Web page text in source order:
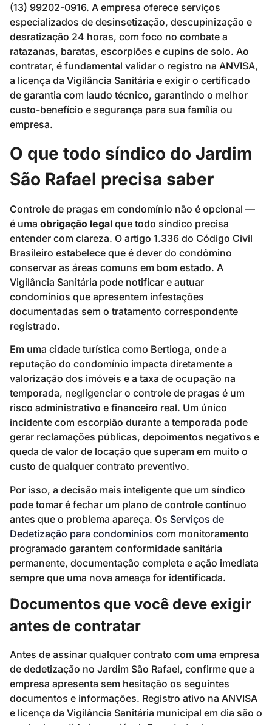
(13) 99202-0916. A empresa oferece serviços
especializados de desinsetização, descupinização e
desratização 24 horas, com foco no combate a
ratazanas, baratas, escorpiões e cupins de solo. Ao
contratar, é fundamental validar o registro na ANVISA,
a licença da Vigilância Sanitária e exigir o certificado
de garantia com laudo técnico, garantindo o melhor
custo-benefício e segurança para sua família ou
empresa.
O que todo síndico do Jardim
São Rafael precisa saber
Controle de pragas em condomínio não é opcional —
é uma obrigação legal que todo síndico precisa
entender com clareza. O artigo 1.336 do Código Civil
Brasileiro estabelece que é dever do condômino
conservar as áreas comuns em bom estado. A
Vigilância Sanitária pode notificar e autuar
condomínios que apresentem infestações
documentadas sem o tratamento correspondente
registrado.
Em uma cidade turística como Bertioga, onde a
reputação do condomínio impacta diretamente a
valorização dos imóveis e a taxa de ocupação na
temporada, negligenciar o controle de pragas é um
risco administrativo e financeiro real. Um único
incidente com escorpião durante a temporada pode
gerar reclamações públicas, depoimentos negativos e
queda de valor de locação que superam em muito o
custo de qualquer contrato preventivo.
Por isso, a decisão mais inteligente que um síndico
pode tomar é fechar um plano de controle contínuo
antes que o problema apareça. Os Serviços de
Dedetização para condominios com monitoramento
programado garantem conformidade sanitária
permanente, documentação completa e ação imediata
sempre que uma nova ameaça for identificada.
Documentos que você deve exigir
antes de contratar
Antes de assinar qualquer contrato com uma empresa
de dedetização no Jardim São Rafael, confirme que a
empresa apresenta sem hesitação os seguintes
documentos e informações. Registro ativo na ANVISA
e licença da Vigilância Sanitária municipal em dia são o